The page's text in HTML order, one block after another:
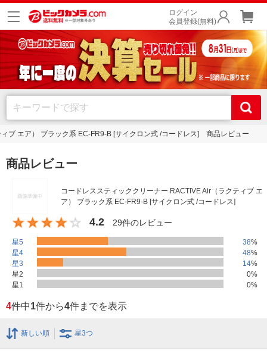
ログイン
会員登録(無料)
ブ エア） ブラック系 EC-FR9-B [サイクロン式 /コードレス] 商品レビュー
商品レビュー
コードレススティッククリーナー RACTIVE Air（ラクティブ エ
ア） ブラック系 EC-FR9-B [サイクロン式 /コードレス]
4.2 29件のレビュー
星5 38%
星4
48%
星3
14%
星2
0%
星1
0%
4件中1件から4件までを表示
新しい順 星3つ